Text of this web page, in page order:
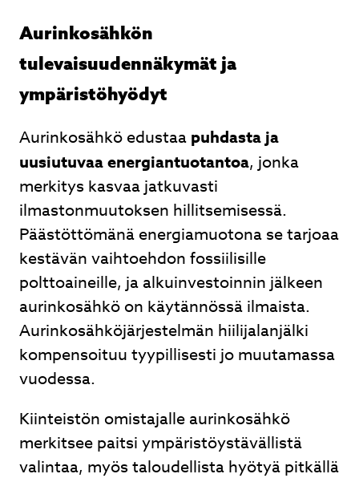
Aurinkosähkön
tulevaisuudennäkymät ja
ympäristöhyödyt
Aurinkosähkö edustaa puhdasta ja
uusiutuvaa energiantuotantoa, jonka
merkitys kasvaa jatkuvasti
ilmastonmuutoksen hillitsemisessä.
Päästöttömänä energiamuotona se tarjoaa
kestävän vaihtoehdon fossiilisille
polttoaineille, ja alkuinvestoinnin jälkeen
aurinkosähkö on käytännössä ilmaista.
Aurinkosähköjärjestelmän hiilijalanjälki
kompensoituu tyypillisesti jo muutamassa
vuodessa.
Kiinteistön omistajalle aurinkosähkö
merkitsee paitsi ympäristöystävällistä
valintaa, myös taloudellista hyötyä pitkällä